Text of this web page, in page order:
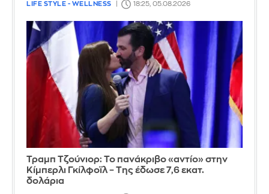
LIFE STYLE - WELLNESS 18:25, 05.08.2026
Τραμπ Τζούνιορ: Το πανάκριβο «αντίο» στην
Κίμπερλι Γκίλφοϊλ – Της έδωσε 7,6 εκατ.
δολάρια